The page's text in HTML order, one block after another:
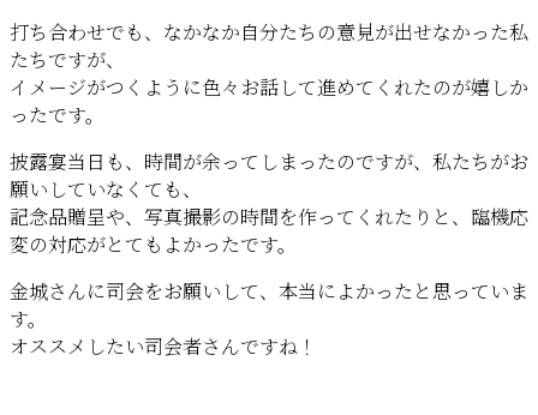
打ち合わせでも、なかなか自分たちの意見が出せなかった私
たちですが、
イメージがつくように色々お話して進めてくれたのが嬉しか
ったです。
披露宴当日も、時間が余ってしまったのですが、私たちがお
願いしていなくても、
記念品贈呈や、写真撮影の時間を作ってくれたりと、臨機応
変の対応がとてもよかったです。
金城さんに司会をお願いして、本当によかったと思っていま
す。
オススメしたい司会者さんですね！